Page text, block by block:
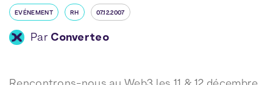
EVÉNEMENT RH 07.12.2007
Par Converteo